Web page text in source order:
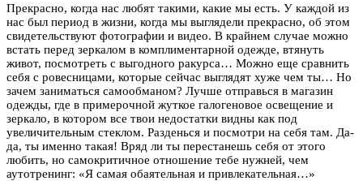
Прекрасно, когда нас любят такими, какие мы есть. У каждой из
нас был период в жизни, когда мы выглядели прекрасно, об этом
свидетельствуют фотографии и видео. В крайнем случае можно
встать перед зеркалом в комплиментарной одежде, втянуть
живот, посмотреть с выгодного ракурса… Можно еще сравнить
себя с ровесницами, которые сейчас выглядят хуже чем ты… Но
зачем заниматься самообманом? Лучше отправься в магазин
одежды, где в примерочной жуткое галогеновое освещение и
зеркало, в котором все твои недостатки видны как под
увеличительным стеклом. Разденься и посмотри на себя там. Да-
да, ты именно такая! Вряд ли ты перестанешь себя от этого
любить, но самокритичное отношение тебе нужней, чем
аутотренинг: «Я самая обаятельная и привлекательная…»